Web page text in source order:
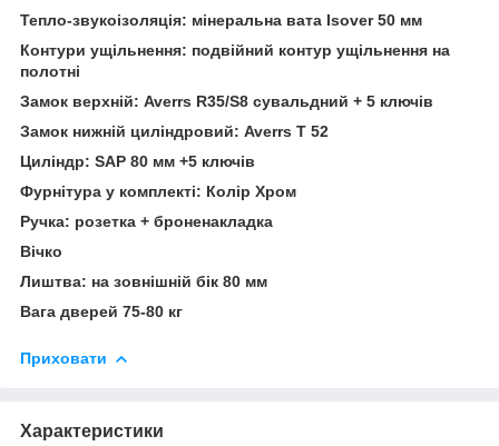
Тепло-звукоізоляція: мінеральна вата Isover 50 мм
Контури ущільнення: подвійний контур ущільнення на
полотні
Замок верхній: Averrs R35/S8 сувальдний + 5 ключів
Замок нижній циліндровий: Averrs T 52
Циліндр: SAP 80 мм +5 ключів
Фурнітура у комплекті: Колір Хром
Ручка: розетка + броненакладка
Вічко
Лиштва: на зовнішній бік 80 мм
Вага дверей 75-80 кг
Приховати
Характеристики